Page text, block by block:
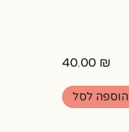
40.00 ₪
הוספה לסל